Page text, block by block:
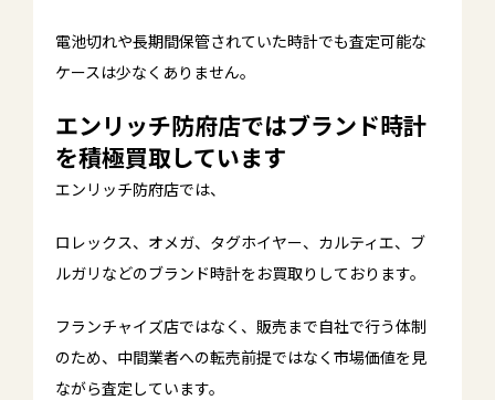
電池切れや長期間保管されていた時計でも査定可能な
ケースは少なくありません。
エンリッチ防府店ではブランド時計
を積極買取しています
エンリッチ防府店では、
ロレックス、オメガ、タグホイヤー、カルティエ、ブ
ルガリなどのブランド時計をお買取りしております。
フランチャイズ店ではなく、販売まで自社で行う体制
のため、中間業者への転売前提ではなく市場価値を見
ながら査定しています。